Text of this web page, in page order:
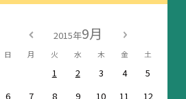
2015年9月
日 月 火 水 木 金 土
1 2 3 4
5
6
7 8 9 10 11
12